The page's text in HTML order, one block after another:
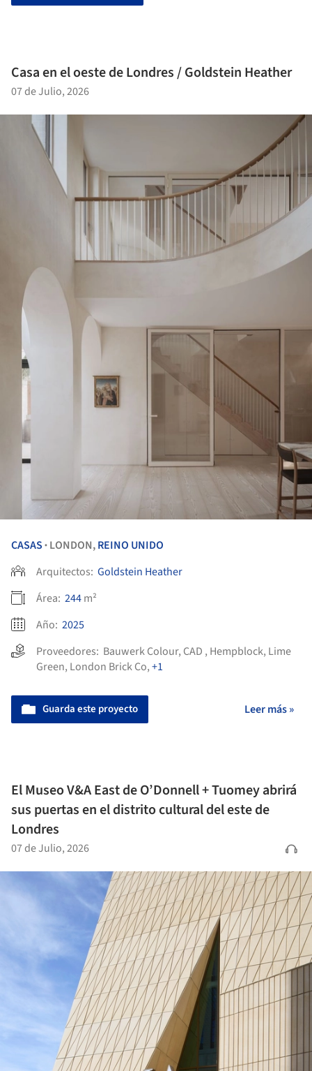
Casa en el oeste de Londres / Goldstein Heather
07 de Julio, 2026
CASAS • LONDON,REINO UNIDO
Arquitectos: Goldstein Heather
Área: 244m²
Año: 2025
Proveedores: Bauwerk Colour, CAD , Hempblock, Lime
Green, London Brick Co,+1
Guarda este proyecto Leer más »
El Museo V&A East de O’Donnell + Tuomey abrirá
sus puertas en el distrito cultural del este de
Londres
07 de Julio, 2026